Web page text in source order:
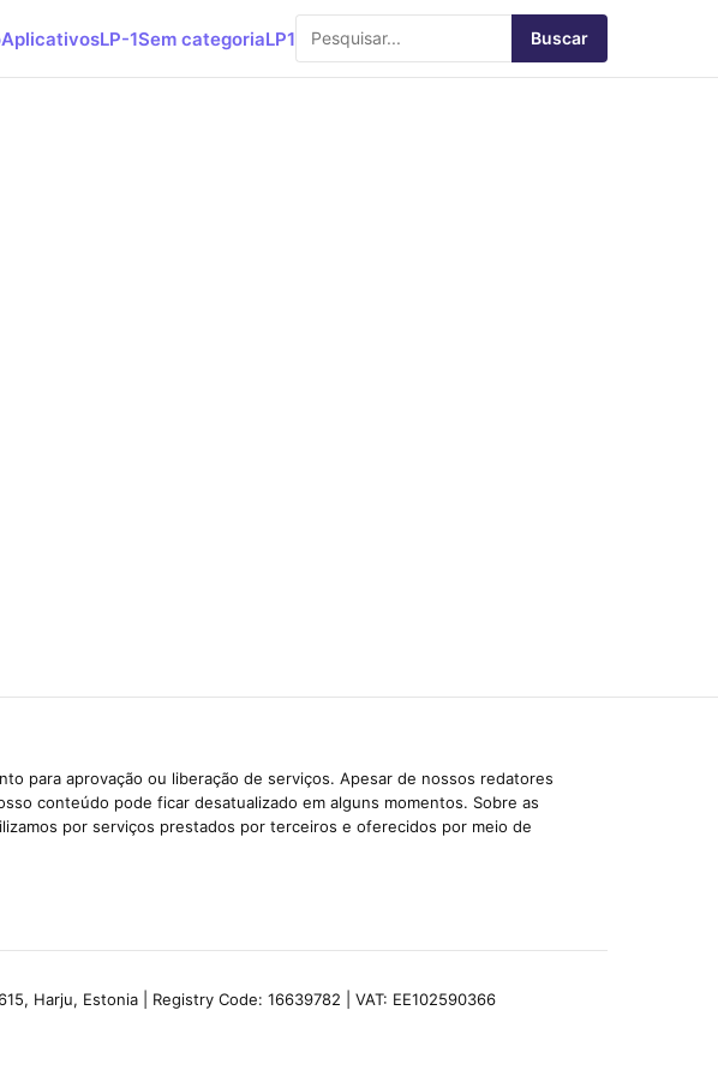
AplicativosLP-1Sem categoriaLP1 Buscar
para aprovação ou liberação de serviços. Apesar de nossos redatores
conteúdo pode ficar desatualizado em alguns momentos. Sobre as
por serviços prestados por terceiros e oferecidos por meio de
Harju, Estonia | Registry Code: 16639782 | VAT: EE102590366